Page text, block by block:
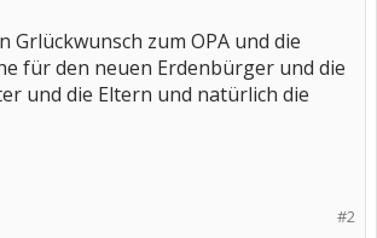
Grlückwunsch zum OPA und die
für den neuen Erdenbürger und die
und die Eltern und natürlich die
#2